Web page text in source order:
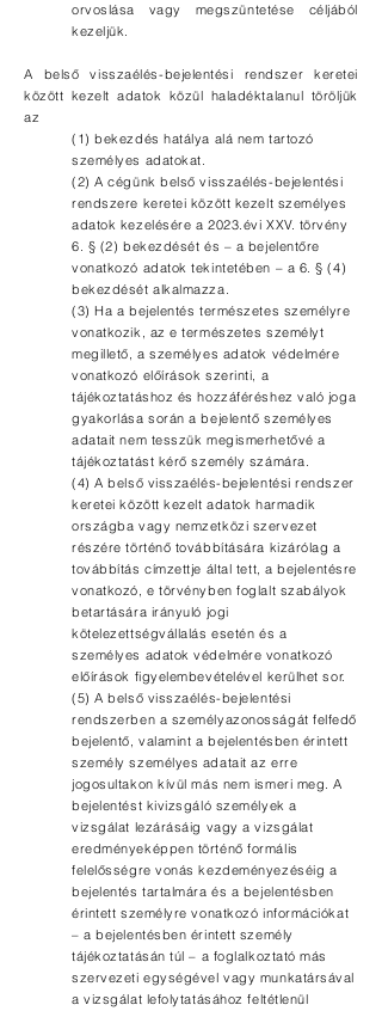
orvoslása vagy megszüntetése céljából
kezeljük.
A belső visszaélés-bejelentési rendszer keretei
között kezelt adatok közül haladéktalanul töröljük
az
(1) bekezdés hatálya alá nem tartozó
személyes adatokat.
(2) A cégünk belső visszaélés-bejelentési
rendszere keretei között kezelt személyes
adatok kezelésére a 2023.évi XXV. törvény
6. § (2) bekezdését és – a bejelentőre
vonatkozó adatok tekintetében – a 6. § (4)
bekezdését alkalmazza.
(3) Ha a bejelentés természetes személyre
vonatkozik, az e természetes személyt
megillető, a személyes adatok védelmére
vonatkozó előírások szerinti, a
tájékoztatáshoz és hozzáféréshez való joga
gyakorlása során a bejelentő személyes
adatait nem tesszük megismerhetővé a
tájékoztatást kérő személy számára.
(4) A belső visszaélés-bejelentési rendszer
keretei között kezelt adatok harmadik
országba vagy nemzetközi szervezet
részére történő továbbítására kizárólag a
továbbítás címzettje által tett, a bejelentésre
vonatkozó, e törvényben foglalt szabályok
betartására irányuló jogi
kötelezettségvállalás esetén és a
személyes adatok védelmére vonatkozó
előírások figyelembevételével kerülhet sor.
(5) A belső visszaélés-bejelentési
rendszerben a személyazonosságát felfedő
bejelentő, valamint a bejelentésben érintett
személy személyes adatait az erre
jogosultakon kívül más nem ismeri meg. A
bejelentést kivizsgáló személyek a
vizsgálat lezárásáig vagy a vizsgálat
eredményeképpen történő formális
felelősségre vonás kezdeményezéséig a
bejelentés tartalmára és a bejelentésben
érintett személyre vonatkozó információkat
– a bejelentésben érintett személy
tájékoztatásán túl – a foglalkoztató más
szervezeti egységével vagy munkatársával
a vizsgálat lefolytatásához feltétlenül